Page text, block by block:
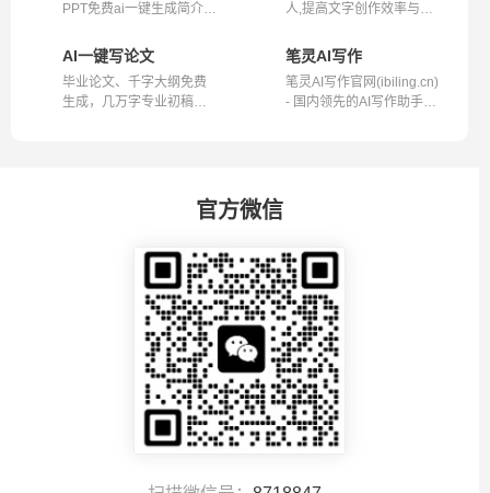
PPT免费ai一键生成简介用
人,提高文字创作效率与创
AI一键写论文
毕业论文、千字大纲免费
生成，几万字专业初稿，
笔灵AI写作
笔灵AI写作官网(ibiling.cn)
- 国内领先的AI写作助手与
官方微信